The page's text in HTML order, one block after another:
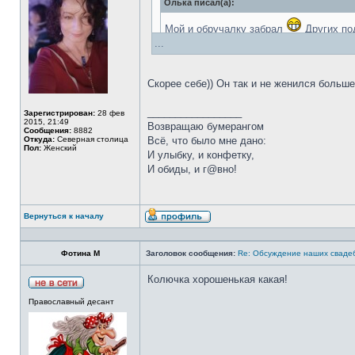
Зарегистрирован: 28 фев
2015, 21:49
Сообщения: 8882
Откуда: Северная столица
Пол: Женский
Олька писал(а):
Мой и обручалку забрал Других
Переплавил на зубы своей новой жене
...
Скорее себе)) Он так и не женился
Возвращаю бумерангом
Всё, что было мне дано:
И улыбку, и конфетку,
И обиды, и г@вно!
Вернуться к началу
Фотина М Заголовок сообщения: Re: Обсуждение наших
Православный десант
Колючка хорошенькая какая!